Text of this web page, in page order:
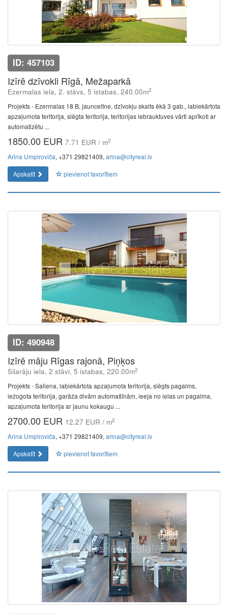
ID: 457103
Izīrē dzīvokli Rīgā, Mežaparkā
Ezermalas iela, 2. stāvs, 5 istabas, 240.00m2
Projekts - Ezermalas 18 B, jaunceltne, dzīvokļu skaits ēkā 3 gab., labiekārtota
apzaļumota teritorija, slēgta teritorija, teritorijas iebrauktuves vārti aprīkoti ar
automatizētu ...
1850.00 EUR 7.71 EUR / m2
Arina Umpiroviča, +371 29821409, arina@cityreal.lv
Apskatīt
pievienot favorītiem
ID: 490948
Izīrē māju Rīgas rajonā, Piņķos
Silarāju iela, 2 stāvi, 5 istabas, 220.00m2
Projekts - Saliena, labiekārtota apzaļumota teritorija, slēgts pagalms,
iežogota teritorija, garāža divām automašīnām, ieeja no ielas un pagalma,
apzaļumota teritorija ar jaunu kokaugu ...
2700.00 EUR 12.27 EUR / m2
Arina Umpiroviča, +371 29821409, arina@cityreal.lv
Apskatīt
pievienot favorītiem